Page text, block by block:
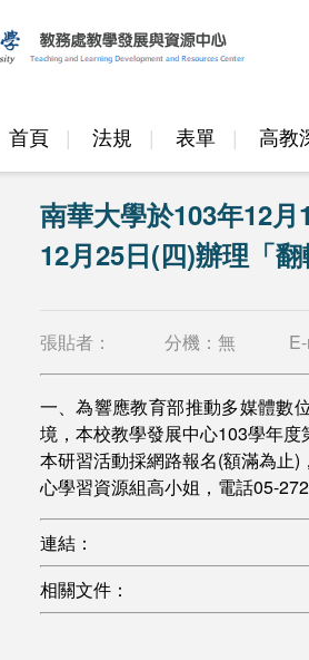
首頁 法規 表單 高教
邁頂計畫
南華大學於103年12
12月25日(四)辦理「
張貼者： 分機： 無
一、為響應教育部推動多媒體數
境，本校教學發展中心103學年
本研習活動採網路報名(額滿為止
心學習資源組高小姐，電話05-
連結：
相關文件：